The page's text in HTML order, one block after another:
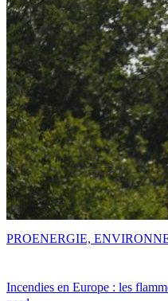
Incendies en Europe : les
PROENERGIE,